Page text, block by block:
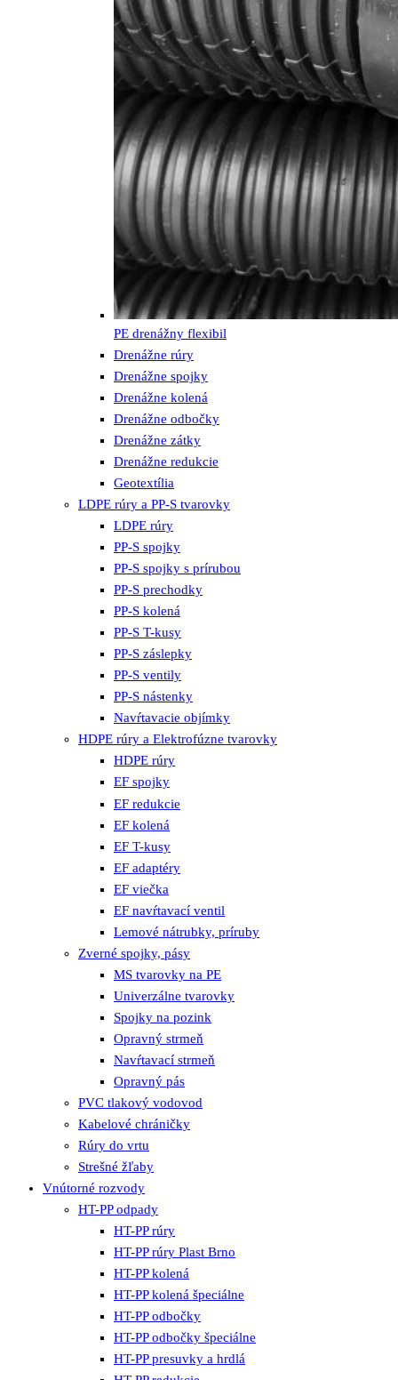
PE drenážny flexibil
Drenážne rúry
Drenážne spojky
Drenážne kolená
Drenážne odbočky
Drenážne zátky
Drenážne redukcie
Geotextília
LDPE rúry a PP-S tvarovky
LDPE rúry
PP-S spojky
PP-S spojky s prírubou
PP-S prechodky
PP-S kolená
PP-S T-kusy
PP-S záslepky
PP-S ventily
PP-S nástenky
Navŕtavacie objímky
HDPE rúry a Elektrofúzne tvarovky
HDPE rúry
EF spojky
EF redukcie
EF kolená
EF T-kusy
EF adaptéry
EF viečka
EF navŕtavací ventil
Lemové nátrubky, príruby
Zverné spojky, pásy
MS tvarovky na PE
Univerzálne tvarovky
Spojky na pozink
Opravný strmeň
Navŕtavací strmeň
Opravný pás
PVC tlakový vodovod
Kabelové chráničky
Rúry do vrtu
Strešné žľaby
Vnútorné rozvody
HT-PP odpady
HT-PP rúry
HT-PP rúry Plast Brno
HT-PP kolená
HT-PP kolená špeciálne
HT-PP odbočky
HT-PP odbočky špeciálne
HT-PP presuvky a hrdlá